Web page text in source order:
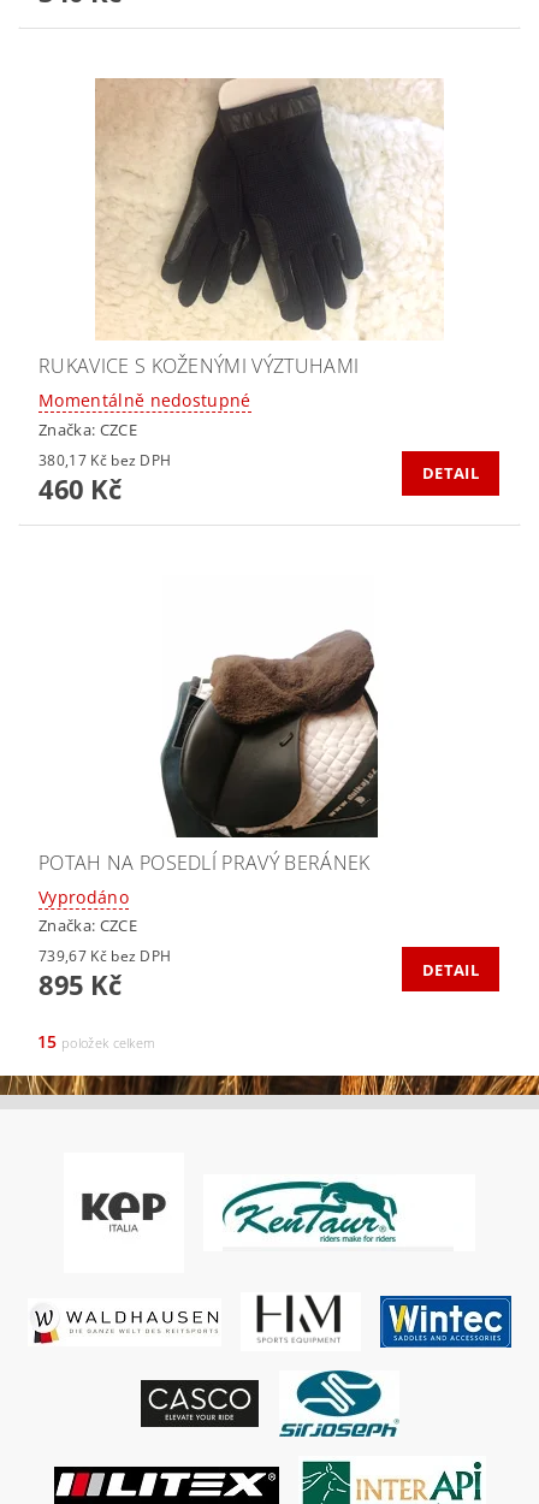
RUKAVICE S KOŽENÝMI VÝZTUHAMI
Momentálně nedostupné
Značka: CZCE
380,17 Kč bez DPH
460 Kč DETAIL
POTAH NA POSEDLÍ PRAVÝ BERÁNEK
Vyprodáno
Značka: CZCE
739,67 Kč bez DPH
895 Kč DETAIL
15 položek celkem